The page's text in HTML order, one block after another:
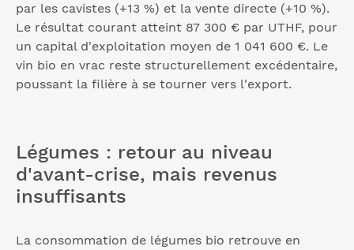
par les cavistes (+13 %) et la vente directe (+10 %).
Le résultat courant atteint 87 300 € par UTHF, pour
un capital d'exploitation moyen de 1 041 600 €. Le
vin bio en vrac reste structurellement excédentaire,
poussant la filière à se tourner vers l'export.
Légumes : retour au niveau
d'avant-crise, mais revenus
insuffisants
La consommation de légumes bio retrouve en